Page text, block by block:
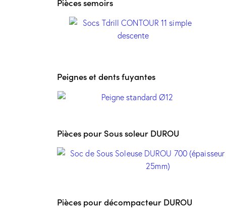
Peignes et dents fuyantes
Pièces pour Sous soleur DUROU
Pièces pour décompacteur DUROU